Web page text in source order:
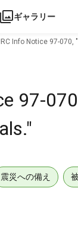
ギャラリー
Info Notice 97-
97-
震災への備え